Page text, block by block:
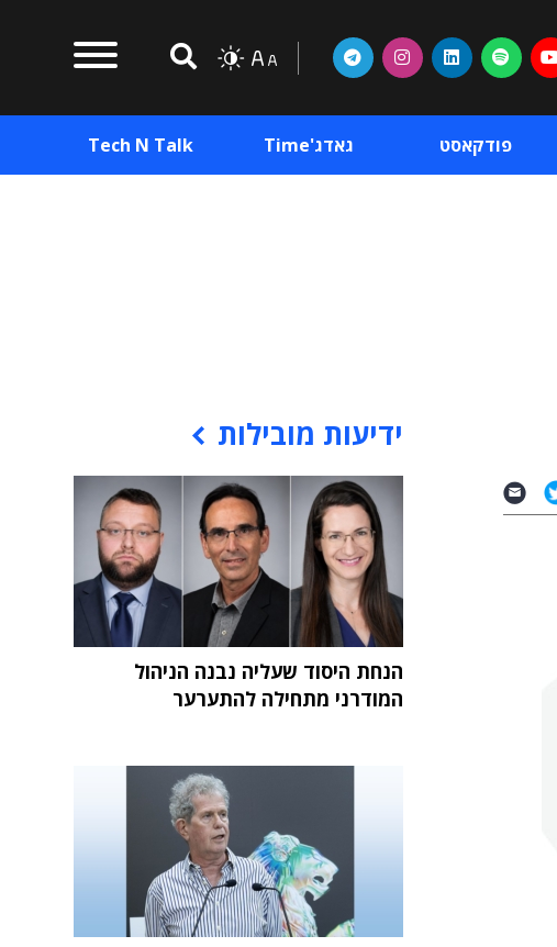
פודקאסט גאדג'Time Tech N Talk
ידיעות מובילות
הנחת היסוד שעליה נבנה הניהול
המודרני מתחילה להתערער